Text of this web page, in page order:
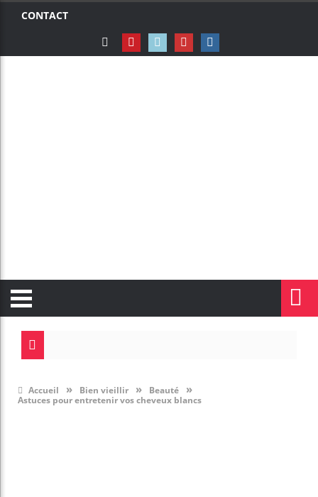
CONTACT
Accueil » Bien vieillir » Beauté »
Astuces pour entretenir vos cheveux blancs